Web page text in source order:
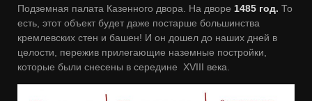
Подземная палата Казенного двора. На дворе 1485 год. То
есть, этот объект будет даже постарше большинства
кремлевских стен и башен! И он дошел до наших дней в
целости, пережив прилегающие наземные постройки,
которые были снесены в середине XVIII века.